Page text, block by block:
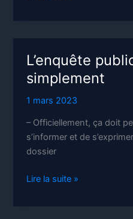
L’enquête
simplement
1 mars 2023
– Officiellement, ça doit
s’informer et de
dossier
L’enquête
Lire la suite »